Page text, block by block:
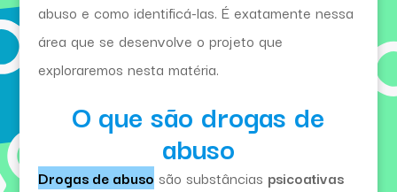
abuso e como identificá-las. É exatamente nessa
área que se desenvolve o projeto que
exploraremos nesta matéria.
O que são drogas de
abuso
Drogas de abuso são substâncias psicoativas